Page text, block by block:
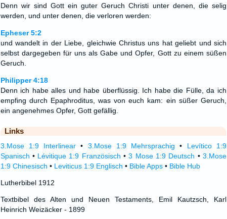
Denn wir sind Gott ein guter Geruch Christi unter denen, die selig
werden, und unter denen, die verloren werden:
Epheser 5:2
und wandelt in der Liebe, gleichwie Christus uns hat geliebt und sich
selbst dargegeben für uns als Gabe und Opfer, Gott zu einem süßen
Geruch.
Philipper 4:18
Denn ich habe alles und habe überflüssig. Ich habe die Fülle, da ich
empfing durch Epaphroditus, was von euch kam: ein süßer Geruch,
ein angenehmes Opfer, Gott gefällig.
Links
3.Mose 1:9 Interlinear • 3.Mose 1:9 Mehrsprachig • Levítico 1:9
Spanisch • Lévitique 1:9 Französisch •3 Mose 1:9 Deutsch • 3.Mose
1:9 Chinesisch • Leviticus 1:9 Englisch • Bible Apps• Bible Hub
Lutherbibel 1912
Textbibel des Alten und Neuen Testaments, Emil Kautzsch, Karl
Heinrich Weizäcker - 1899